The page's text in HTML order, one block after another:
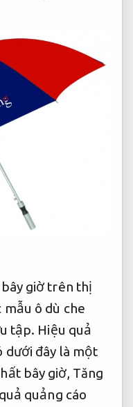
giờ trên thị
mẫu ô dù che
tập. Hiệu quả
dưới đây là một
bây giờ, Tăng
quảng cáo